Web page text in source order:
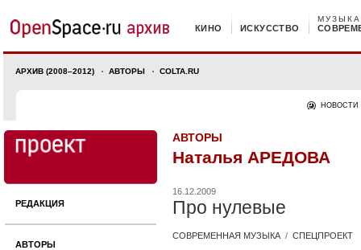
КИНО ИСКУССТВО
МУЗЫКА
АРХИВ (2008–2012) АВТОРЫ COLTA.RU
НОВОСТИ
РЕДАКЦИЯ
АВТОРЫ
АВТОРЫ
Наталья АРЕДОВА
16.12.2009
Про нулевые
СОВРЕМЕННАЯ МУЗЫКА / СПЕЦПРОЕКТ